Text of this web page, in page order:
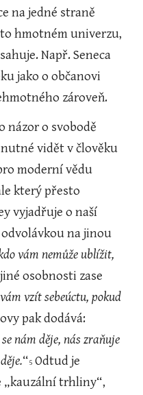
na jedné straně
hmotném univerzu,
Např. Seneca
zároveň.
názor o svobodě
vidět v člověku
moderní vědu
který přesto
vyjadřuje o naší
odvolávkou na jinou
vám nemůže ublížit,
osobnosti zase
vzít sebeúctu, pokud
pak dodává:
nám děje, nás zraňuje
“5 Odtud je
„kauzální trhliny“,